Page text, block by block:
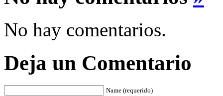
No hay comentarios.
Deja un Comentario
Name (requerido)